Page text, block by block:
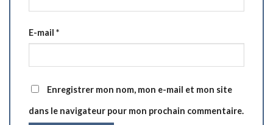
E-mail *
Enregistrer mon nom, mon e-mail et mon site
dans le navigateur pour mon prochain commentaire.